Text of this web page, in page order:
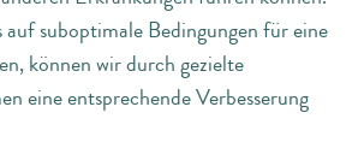
auf suboptimale Bedingungen für eine
können wir durch gezielte
eine entsprechende Verbesserung